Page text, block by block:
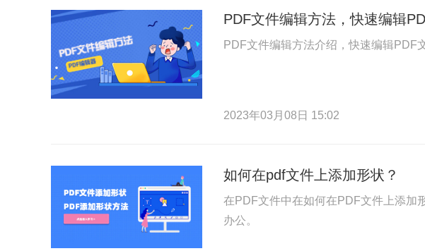
PDF文件编辑方法，快速编辑
PDF文件编辑方法介绍，快速编辑PDF
2023年03月08日 15:02
如何在pdf文件上添加形状？
在PDF文件中在如何在PDF文件上添加
办公。